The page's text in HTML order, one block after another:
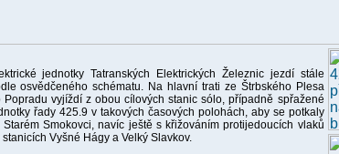
jednotky Tatranských Elektrických Železnic jezdí stále
osvědčeného schématu. Na hlavní trati ze Štrbského Plesa
Popradu vyjíždí z obou cílových stanic sólo, případně spřažené
řady 425.9 v takových časových polohách, aby se potkaly
Starém Smokovci, navíc ještě s křižováním protijedoucích vlaků
stanicích Vyšné Hágy a Velký Slavkov.